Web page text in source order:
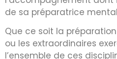
de sa préparatrice
Que ce soit la
ou les extraordinaires
l’ensemble de ces